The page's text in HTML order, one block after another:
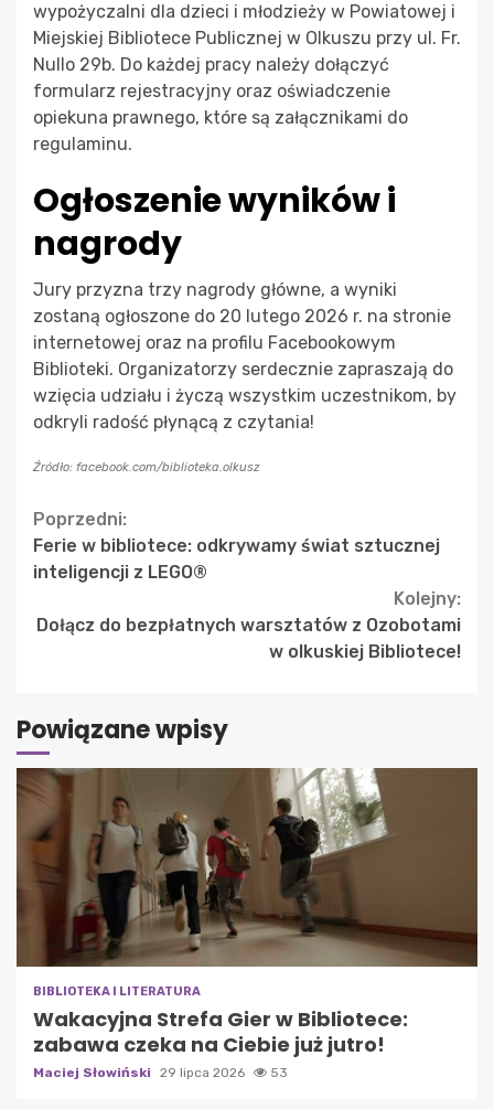
wypożyczalni dla dzieci i młodzieży w Powiatowej i
Miejskiej Bibliotece Publicznej w Olkuszu przy ul. Fr.
Nullo 29b. Do każdej pracy należy dołączyć
formularz rejestracyjny oraz oświadczenie
opiekuna prawnego, które są załącznikami do
regulaminu.
Ogłoszenie wyników i
nagrody
Jury przyzna trzy nagrody główne, a wyniki
zostaną ogłoszone do 20 lutego 2026 r. na stronie
internetowej oraz na profilu Facebookowym
Biblioteki. Organizatorzy serdecznie zapraszają do
wzięcia udziału i życzą wszystkim uczestnikom, by
odkryli radość płynącą z czytania!
Źródło: facebook.com/biblioteka.olkusz
Continue
Reading
Poprzedni:
Ferie w bibliotece: odkrywamy świat sztucznej
inteligencji z LEGO®
Kolejny:
Dołącz do bezpłatnych warsztatów z Ozobotami
w olkuskiej Bibliotece!
Powiązane wpisy
BIBLIOTEKA I LITERATURA
Wakacyjna Strefa Gier w Bibliotece:
zabawa czeka na Ciebie już jutro!
Maciej Słowiński 29 lipca 2026 53